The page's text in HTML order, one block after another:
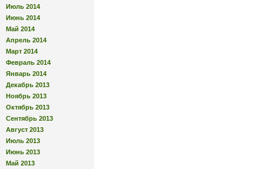
Июль 2014
Июнь 2014
Май 2014
Апрель 2014
Март 2014
Февраль 2014
Январь 2014
Декабрь 2013
Ноябрь 2013
Октябрь 2013
Сентябрь 2013
Август 2013
Июль 2013
Июнь 2013
Май 2013